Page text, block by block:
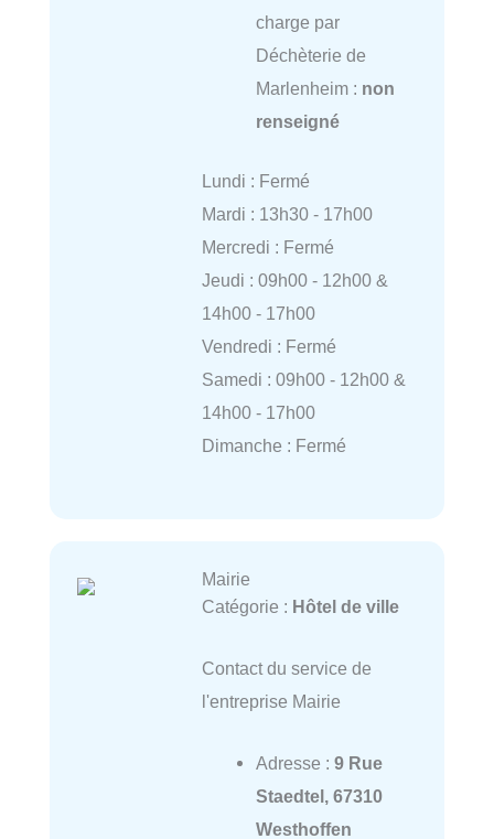
charge par
Déchèterie de
Marlenheim : non
renseigné
Lundi : Fermé
Mardi : 13h30 - 17h00
Mercredi : Fermé
Jeudi : 09h00 - 12h00 &
14h00 - 17h00
Vendredi : Fermé
Samedi : 09h00 - 12h00 &
14h00 - 17h00
Dimanche : Fermé
Mairie
Catégorie : Hôtel de ville
Contact du service de
l'entreprise Mairie
Adresse : 9 Rue
Staedtel, 67310
Westhoffen